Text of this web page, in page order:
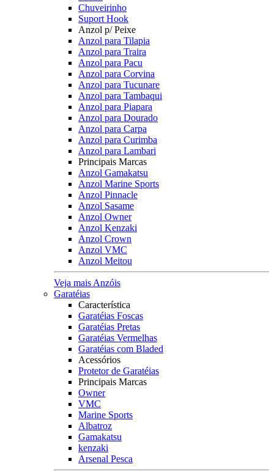
Chuveirinho
Suport Hook
Anzol p/ Peixe
Anzol para Tilapia
Anzol para Traira
Anzol para Pacu
Anzol para Corvina
Anzol para Tucunare
Anzol para Tambaqui
Anzol para Piapara
Anzol para Dourado
Anzol para Carpa
Anzol para Curimba
Anzol para Lambari
Principais Marcas
Anzol Gamakatsu
Anzol Marine Sports
Anzol Pinnacle
Anzol Sasame
Anzol Owner
Anzol Kenzaki
Anzol Crown
Anzol VMC
Anzol Meitou
Veja mais Anzóis
Garatéias
Característica
Garatéias Foscas
Garatéias Pretas
Garatéias Vermelhas
Garatéias com Bladed
Acessórios
Protetor de Garatéias
Principais Marcas
Owner
VMC
Marine Sports
Albatroz
Gamakatsu
kenzaki
Arsenal Pesca